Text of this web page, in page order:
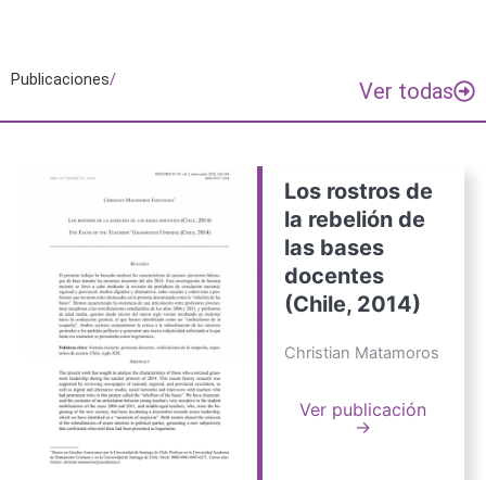
Publicaciones/ Ver todas
Los rostros de
la rebelión de
las bases
docentes
(Chile, 2014)
Christian Matamoros
Ver publicación
→